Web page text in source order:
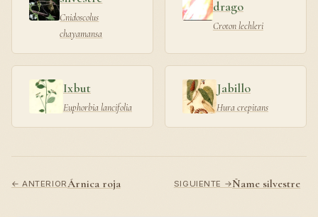
Cnidoscolus
chayamansa
drago
Croton lechleri
Ixbut
Euphorbia lancifolia
Jabillo
Hura crepitans
← ANTERIORÁrnica roja SIGUIENTE →Ñame silvestre